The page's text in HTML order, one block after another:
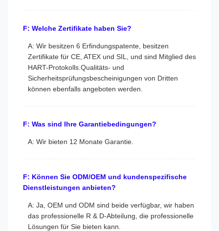
F: Welche Zertifikate haben Sie?
A: Wir besitzen 6 Erfindungspatente, besitzen
Zertifikate für CE, ATEX und SIL, und sind Mitglied des
HART-Protokolls.Qualitäts- und
Sicherheitsprüfungsbescheinigungen von Dritten
können ebenfalls angeboten werden.
F: Was sind Ihre Garantiebedingungen?
A: Wir bieten 12 Monate Garantie.
F: Können Sie ODM/OEM und kundenspezifische
Dienstleistungen anbieten?
A: Ja, OEM und ODM sind beide verfügbar, wir haben
das professionelle R & D-Abteilung, die professionelle
Lösungen für Sie bieten kann.